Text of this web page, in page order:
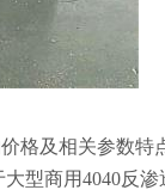
格及相关参数特
型商用4040反